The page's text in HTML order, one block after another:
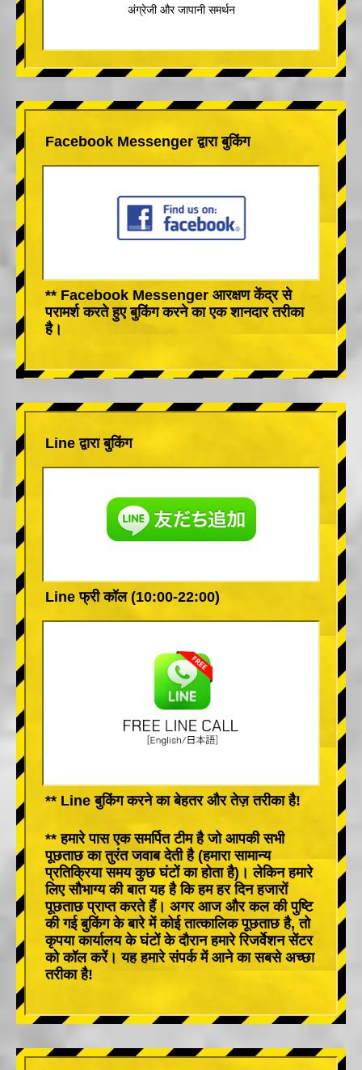
अंग्रेजी और जापानी समर्थन
Facebook Messenger द्वारा बुकिंग
** Facebook Messenger आरक्षण केंद्र से
परामर्श करते हुए बुकिंग करने का एक शानदार तरीका
है।
Line द्वारा बुकिंग
Line फ्री कॉल (10:00-22:00)
** Line बुकिंग करने का बेहतर और तेज़ तरीका है!
** हमारे पास एक समर्पित टीम है जो आपकी सभी
पूछताछ का तुरंत जवाब देती है (हमारा सामान्य
प्रतिक्रिया समय कुछ घंटों का होता है)। लेकिन हमारे
लिए सौभाग्य की बात यह है कि हम हर दिन हजारों
पूछताछ प्राप्त करते हैं। अगर आज और कल की पुष्टि
की गई बुकिंग के बारे में कोई तात्कालिक पूछताछ है, तो
कृपया कार्यालय के घंटों के दौरान हमारे रिजर्वेशन सेंटर
को कॉल करें। यह हमारे संपर्क में आने का सबसे अच्छा
तरीका है!